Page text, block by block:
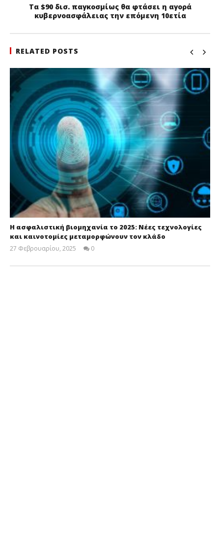
Τα $90 δισ. παγκοσμίως θα φτάσει η αγορά
κυβερνοασφάλειας την επόμενη 10ετία
RELATED POSTS
Η ασφαλιστική βιομηχανία το 2025: Νέες τεχνολογίες
και καινοτομίες μεταμορφώνουν τον κλάδο
27 Φεβρουαρίου, 2025
Insurance
0